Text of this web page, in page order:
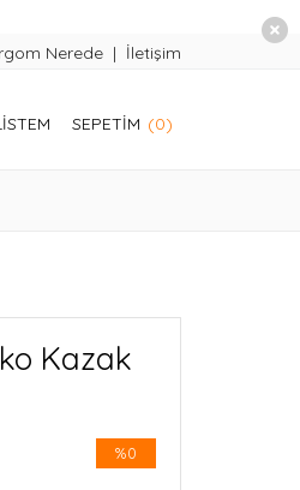
Nerede İletişim
SEPETIM (0)
Kazak
%0